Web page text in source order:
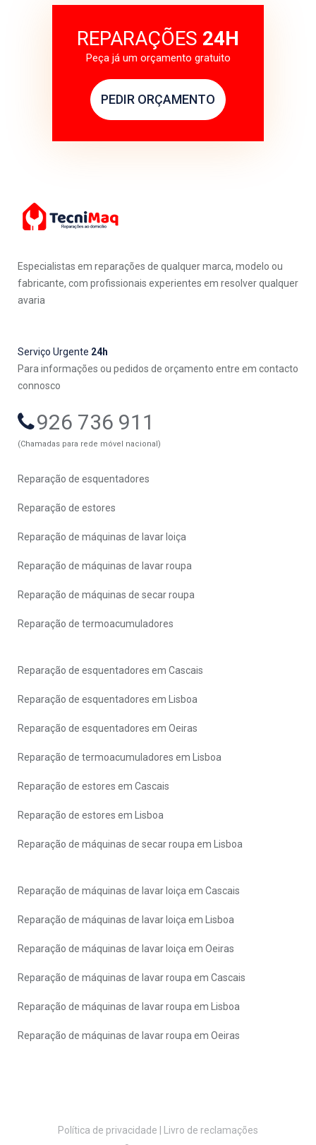
REPARAÇÕES 24H
Peça já um orçamento gratuito
PEDIR ORÇAMENTO
Especialistas em reparações de qualquer marca, modelo ou
fabricante, com profissionais experientes em resolver qualquer
avaria
Serviço Urgente 24h
Para informações ou pedidos de orçamento entre em contacto
connosco
926 736 911
(Chamadas para rede móvel nacional)
Reparação de esquentadores
Reparação de estores
Reparação de máquinas de lavar loiça
Reparação de máquinas de lavar roupa
Reparação de máquinas de secar roupa
Reparação de termoacumuladores
Reparação de esquentadores em Cascais
Reparação de esquentadores em Lisboa
Reparação de esquentadores em Oeiras
Reparação de termoacumuladores em Lisboa
Reparação de estores em Cascais
Reparação de estores em Lisboa
Reparação de máquinas de secar roupa em Lisboa
Reparação de máquinas de lavar loiça em Cascais
Reparação de máquinas de lavar loiça em Lisboa
Reparação de máquinas de lavar loiça em Oeiras
Reparação de máquinas de lavar roupa em Cascais
Reparação de máquinas de lavar roupa em Lisboa
Reparação de máquinas de lavar roupa em Oeiras
Política de privacidade Livro de reclamações